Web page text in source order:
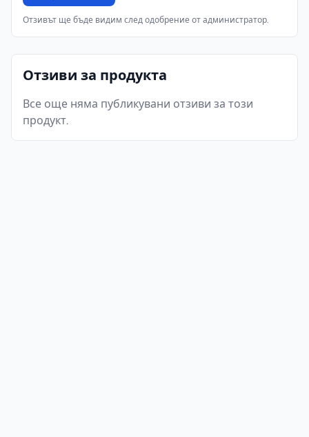
Отзивът ще бъде видим след одобрение от администратор.
Отзиви за продукта
Все още няма публикувани отзиви за този
продукт.